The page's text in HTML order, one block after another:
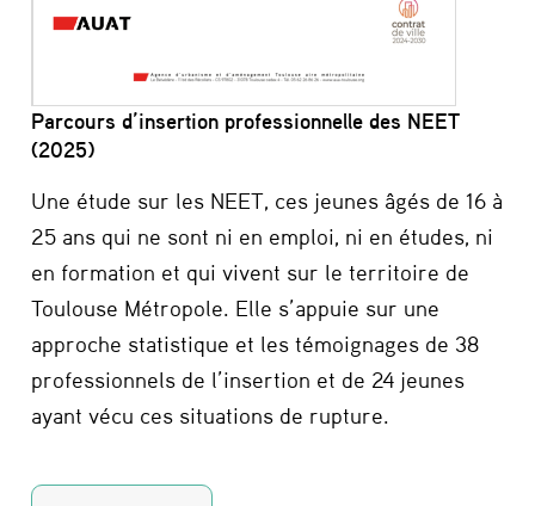
Parcours d’insertion professionnelle des NEET
(2025)
Une étude sur les NEET, ces jeunes âgés de 16 à
25 ans qui ne sont ni en emploi, ni en études, ni
en formation et qui vivent sur le territoire de
Toulouse Métropole. Elle s’appuie sur une
approche statistique et les témoignages de 38
professionnels de l’insertion et de 24 jeunes
ayant vécu ces situations de rupture.